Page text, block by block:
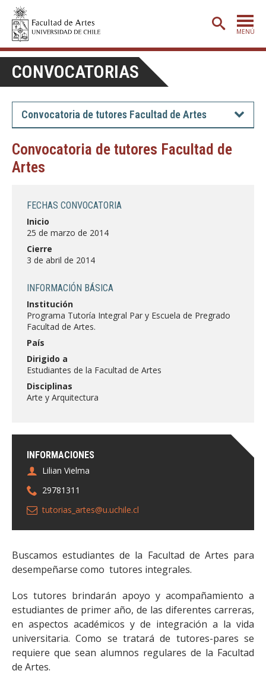
MENÚ
PORTADA
ADMISIÓN
ETAPA BÁSICA
CARRERAS
POSTGRADO
CREACIÓNE INVESTIGACIÓN
Estudiantes
Académicas/os Egresadas/os
CONVOCATORIAS
Convocatoria de tutores Facultad de Artes
Convocatoria de tutores Facultad de
Artes
INFORMACIONES
Lilian Vielma
29781311
tutorias_artes@u.uchile.cl
FECHAS CONVOCATORIA
Inicio
25 de marzo de 2014
Cierre
3 de abril de 2014
INFORMACIÓN BÁSICA
Institución
Programa Tutoría Integral Par y Escuela de Pregrado
Facultad de Artes.
País
Dirigido a
Estudiantes de la Facultad de Artes
Disciplinas
Arte y Arquitectura
Buscamos estudiantes de la Facultad de Artes para
desempeñarse como tutores integrales.
Los tutores brindarán apoyo y acompañamiento a
estudiantes de primer año, de las diferentes carreras,
en aspectos académicos y de integración a la vida
universitaria. Como se tratará de tutores-pares se
requiere que sean alumnos regulares de la Facultad
de Artes.